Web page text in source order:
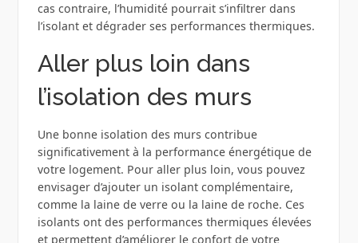
cas contraire, l’humidité pourrait s’infiltrer dans
l’isolant et dégrader ses performances thermiques.
Aller plus loin dans
l’isolation des murs
Une bonne isolation des murs contribue
significativement à la performance énergétique de
votre logement. Pour aller plus loin, vous pouvez
envisager d’ajouter un isolant complémentaire,
comme la laine de verre ou la laine de roche. Ces
isolants ont des performances thermiques élevées
et permettent d’améliorer le confort de votre